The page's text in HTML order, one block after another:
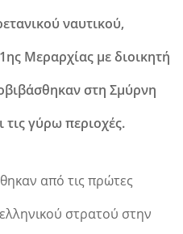
ναυτικού,
Μεραρχίας με διοικητή
στη Σμύρνη
τις γύρω περιοχές.
από τις πρώτες
στρατού στην